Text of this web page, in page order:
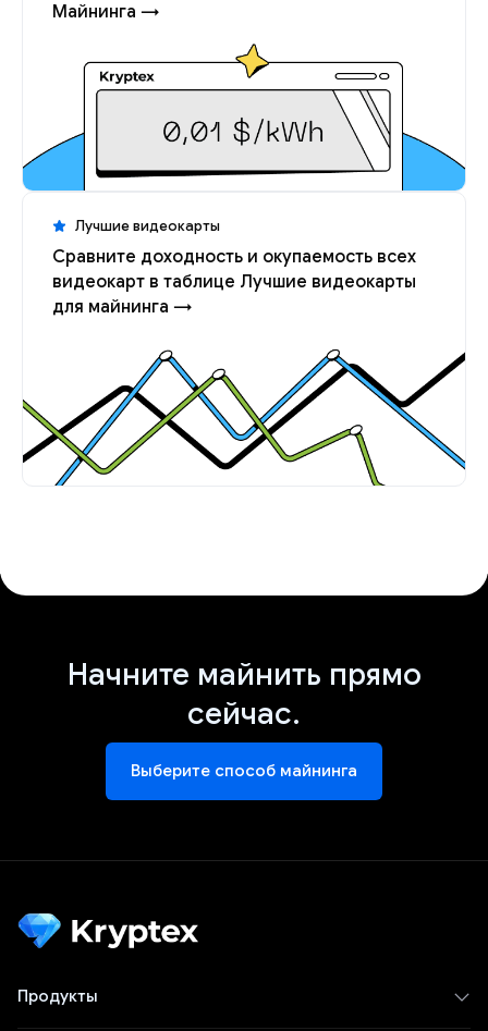
Майнинга →
Лучшие видеокарты
Сравните доходность и окупаемость всех
видеокарт в таблице Лучшие видеокарты
для майнинга →
Начните майнить прямо
сейчас.
Выберите способ майнинга
Продукты